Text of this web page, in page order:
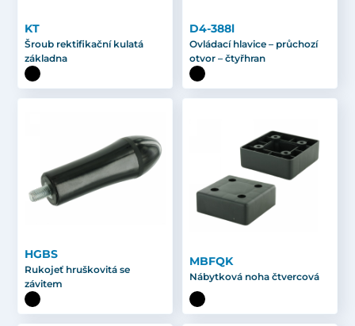
KT
Šroub rektifikační kulatá
základna
D4-388l
Ovládací hlavice – průchozí
otvor – čtyřhran
HGBS
Rukojeť hruškovitá se
závitem
MBFQK
Nábytková noha čtvercová